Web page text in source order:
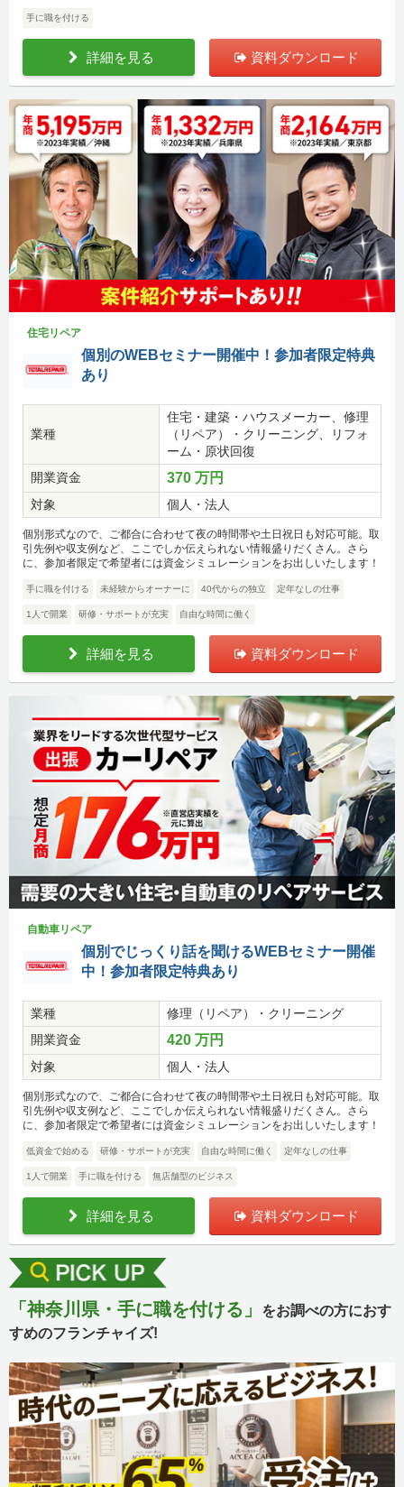
手に職を付ける
詳細を見る 資料ダウンロード
住宅リペア
個別のWEBセミナー開催中！参加者限定特典
あり
業種
住宅・建築・ハウスメーカー、修理
（リペア）・クリーニング、リフォ
ーム・原状回復
開業資金
370 万円
対象 個人・法人
個別形式なので、ご都合に合わせて夜の時間帯や土日祝日も対応可能。取
引先例や収支例など、ここでしか伝えられない情報盛りだくさん。さら
に、参加者限定で希望者には資金シミュレーションをお出しいたします！
手に職を付ける 未経験からオーナーに 40代からの独立 定年なしの仕事
1人で開業 研修・サポートが充実 自由な時間に働く
詳細を見る 資料ダウンロード
自動車リペア
個別でじっくり話を聞けるWEBセミナー開催
中！参加者限定特典あり
業種
修理（リペア）・クリーニング
開業資金
420 万円
対象 個人・法人
個別形式なので、ご都合に合わせて夜の時間帯や土日祝日も対応可能。取
引先例や収支例など、ここでしか伝えられない情報盛りだくさん。さら
に、参加者限定で希望者には資金シミュレーションをお出しいたします！
低資金で始める 研修・サポートが充実 自由な時間に働く 定年なしの仕事
1人で開業 手に職を付ける 無店舗型のビジネス
詳細を見る 資料ダウンロード
「神奈川県・手に職を付ける」
をお調べの方におす
すめのフランチャイズ!